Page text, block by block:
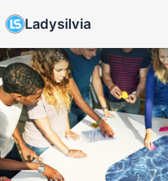
Ladysilvia